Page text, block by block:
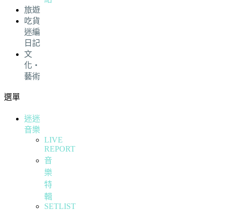
旅遊
吃貨
迷編
日記
文
化・
藝術
選單
迷迷
音樂
LIVE
REPORT
音
樂
特
輯
SETLIST